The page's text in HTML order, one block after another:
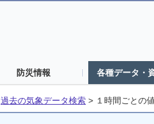
防災情報 各種データ・
過去の気象データ検索 > １時間ごとの